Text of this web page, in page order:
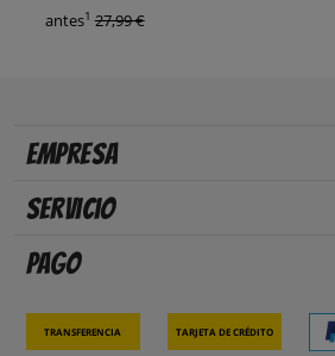
antes1 27,99 €
Empresa
Servicio
Pago
Transferencia Tarjeta de crédito